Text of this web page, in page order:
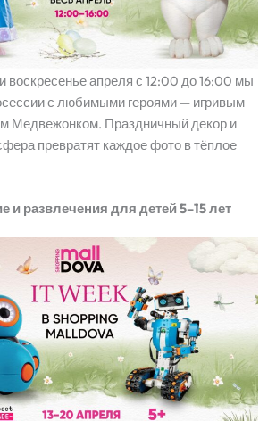
воскресенье апреля с 12:00 до 16:00 мы
с любимыми героями — игривым
Медвежонком. Праздничный декор и
превратят каждое фото в тёплое
и развлечения для детей 5–15 лет